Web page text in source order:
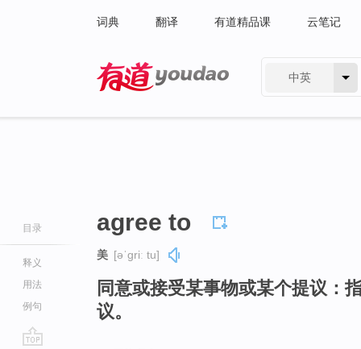
词典 翻译 有道精品课 云笔记
中英
目录
释义
用法
例句
agree to
美 [əˈɡriː tu]
同意或接受某事物或某个提议：
议。